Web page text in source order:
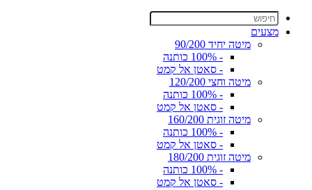
מצעים
מיטה יחיד 90/200
- 100% כותנה
- סאטן אל קמט
מיטה וחצי 120/200
- 100% כותנה
- סאטן אל קמט
מיטה זוגית 160/200
- 100% כותנה
- סאטן אל קמט
מיטה זוגית 180/200
- 100% כותנה
- סאטן אל קמט